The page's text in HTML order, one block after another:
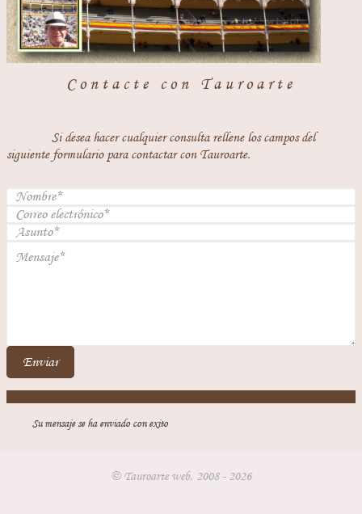
Contacte con Tauroarte
Si desea hacer cualquier consulta rellene los campos del
siguiente formulario para contactar con Tauroarte.
Enviar
Su mensaje se ha enviado con exito
© Tauroarte web, 2008 - 2026